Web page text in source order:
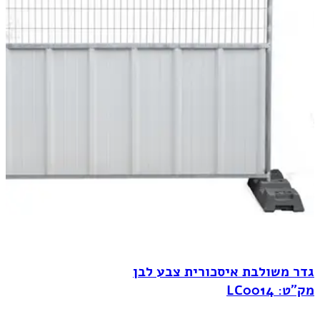
גדר משולבת איסכורית צבע לבן
מק"ט: LC0014